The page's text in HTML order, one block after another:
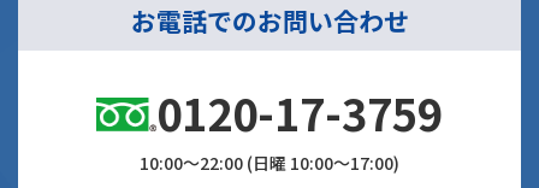
お電話でのお問い合わせ
0120-17-3759
10:00～22:00 (日曜 10:00～17:00)